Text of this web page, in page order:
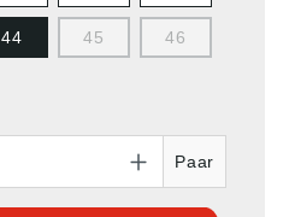
44 45 46
Paar